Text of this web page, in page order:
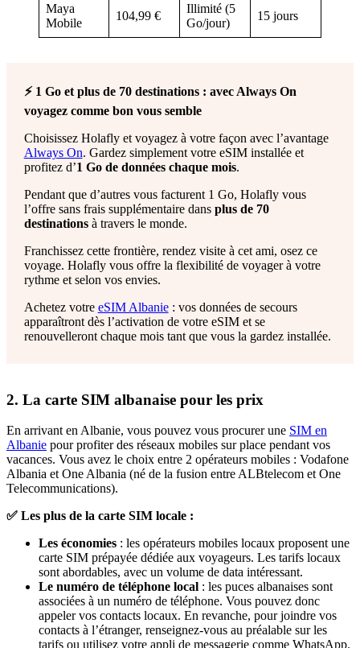
Maya
Mobile
104,99 €
Illimité (5
Go/jour)
15 jours
⚡ 1 Go et plus de 70 destinations : avec Always On
voyagez comme bon vous semble
Choisissez Holafly et voyagez à votre façon avec l’avantage
Always On. Gardez simplement votre eSIM installée et
profitez d’1 Go de données chaque mois.
Pendant que d’autres vous facturent 1 Go, Holafly vous
l’offre sans frais supplémentaire dans plus de 70
destinationsà travers le monde.
Franchissez cette frontière, rendez visite à cet ami, osez ce
voyage. Holafly vous offre la flexibilité de voyager à votre
rythme et selon vos envies.
Achetez votre eSIM Albanie: vos données de secours
apparaîtront dès l’activation de votre eSIM et se
renouvelleront chaque mois tant que vous la gardez installée.
2. La carte SIM albanaise pour les prix
En arrivant en Albanie, vous pouvez vous procurer une SIM en
Albanie pour profiter des réseaux mobiles sur place pendant vos
vacances. Vous avez le choix entre 2 opérateurs mobiles : Vodafone
Albania et One Albania (né de la fusion entre ALBtelecom et One
Telecommunications).
✅ Les plus de la carte SIM locale :
Les économies : les opérateurs mobiles locaux proposent une
carte SIM prépayée dédiée aux voyageurs. Les tarifs locaux
sont abordables, avec un volume de data intéressant.
Le numéro de téléphone local : les puces albanaises sont
associées à un numéro de téléphone. Vous pouvez donc
appeler vos contacts locaux. En revanche, pour joindre vos
contacts à l’étranger, renseignez-vous au préalable sur les
tarifs ou utilisez votre appli de messagerie comme WhatsApp.